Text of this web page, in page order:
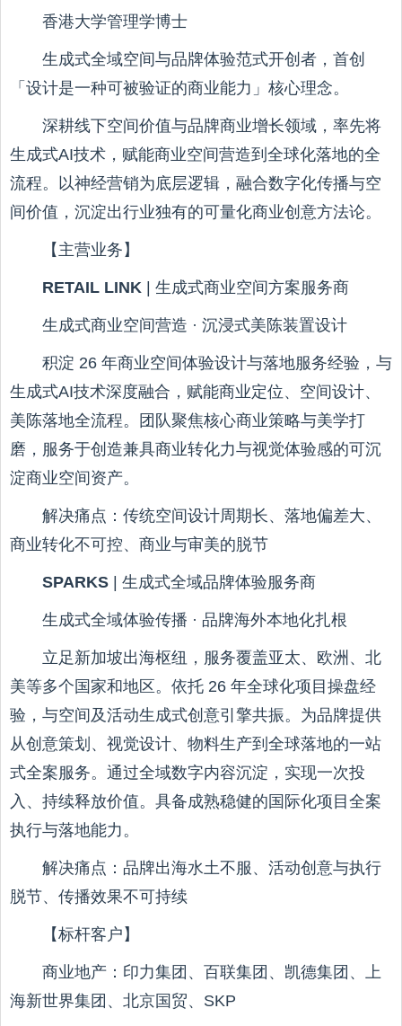
香港大学管理学博士
生成式全域空间与品牌体验范式开创者，首创
「设计是一种可被验证的商业能力」核心理念。
深耕线下空间价值与品牌商业增长领域，率先将
生成式AI技术，赋能商业空间营造到全球化落地的全
流程。以神经营销为底层逻辑，融合数字化传播与空
间价值，沉淀出行业独有的可量化商业创意方法论。
【主营业务】
RETAIL LINK | 生成式商业空间方案服务商
生成式商业空间营造 · 沉浸式美陈装置设计
积淀 26 年商业空间体验设计与落地服务经验，与
生成式AI技术深度融合，赋能商业定位、空间设计、
美陈落地全流程。团队聚焦核心商业策略与美学打
磨，服务于创造兼具商业转化力与视觉体验感的可沉
淀商业空间资产。
解决痛点：传统空间设计周期长、落地偏差大、
商业转化不可控、商业与审美的脱节
SPARKS | 生成式全域品牌体验服务商
生成式全域体验传播 · 品牌海外本地化扎根
立足新加坡出海枢纽，服务覆盖亚太、欧洲、北
美等多个国家和地区。依托 26 年全球化项目操盘经
验，与空间及活动生成式创意引擎共振。为品牌提供
从创意策划、视觉设计、物料生产到全球落地的一站
式全案服务。通过全域数字内容沉淀，实现一次投
入、持续释放价值。具备成熟稳健的国际化项目全案
执行与落地能力。
解决痛点：品牌出海水土不服、活动创意与执行
脱节、传播效果不可持续
【标杆客户】
商业地产：印力集团、百联集团、凯德集团、上
海新世界集团、北京国贸、SKP